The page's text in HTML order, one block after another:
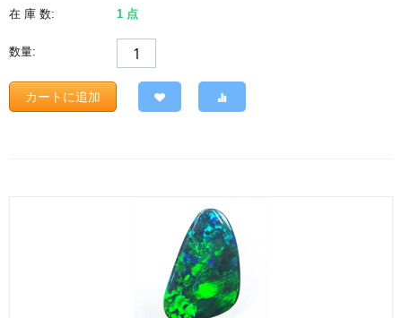
在 庫 数: 1 点
数量:
カートに追加